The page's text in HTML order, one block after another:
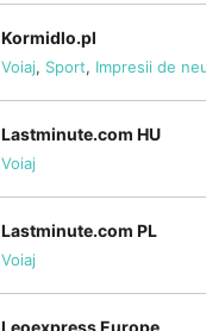
Kormidlo.pl
Voiaj, Sport, Impresii de
Lastminute.com HU
Voiaj
Lastminute.com PL
Voiaj
Leoexpress Europe